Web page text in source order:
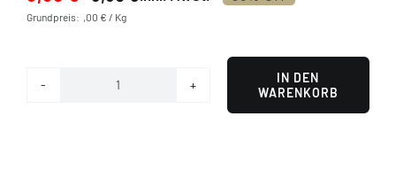
Preis
Preis
Grundpreis: ,00 € / Kg
IN DEN
WARENKORB